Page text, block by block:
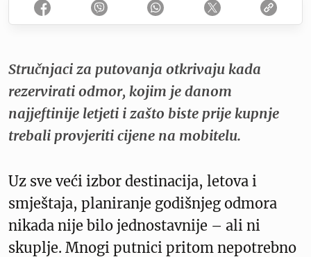
Stručnjaci za putovanja otkrivaju kada
rezervirati odmor, kojim je danom
najjeftinije letjeti i zašto biste prije kupnje
trebali provjeriti cijene na mobitelu.
Uz sve veći izbor destinacija, letova i
smještaja, planiranje godišnjeg odmora
nikada nije bilo jednostavnije – ali ni
skuplje. Mnogi putnici pritom nepotrebno